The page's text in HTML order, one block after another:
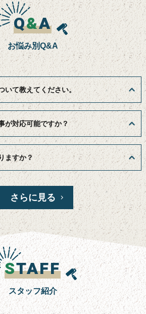
Q&A
お悩み別Q&A
いて教えてください。
が対応可能ですか？
ますか？
さらに見る
STAFF
スタッフ紹介